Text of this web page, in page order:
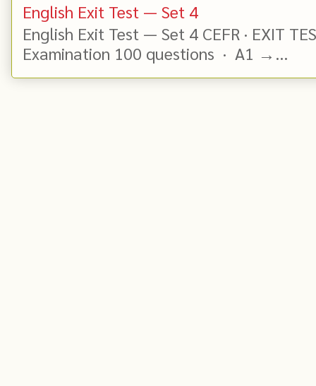
English Exit Test — Set 4
English Exit Test — Set 4 CEFR · EXIT
Examination 100 questions · A1 →...